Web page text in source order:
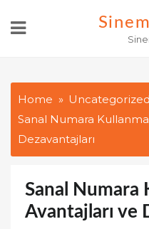
Home
Uncategorized
Sanal Numara
Dezavantajları
Sanal Numara
Avantajları ve